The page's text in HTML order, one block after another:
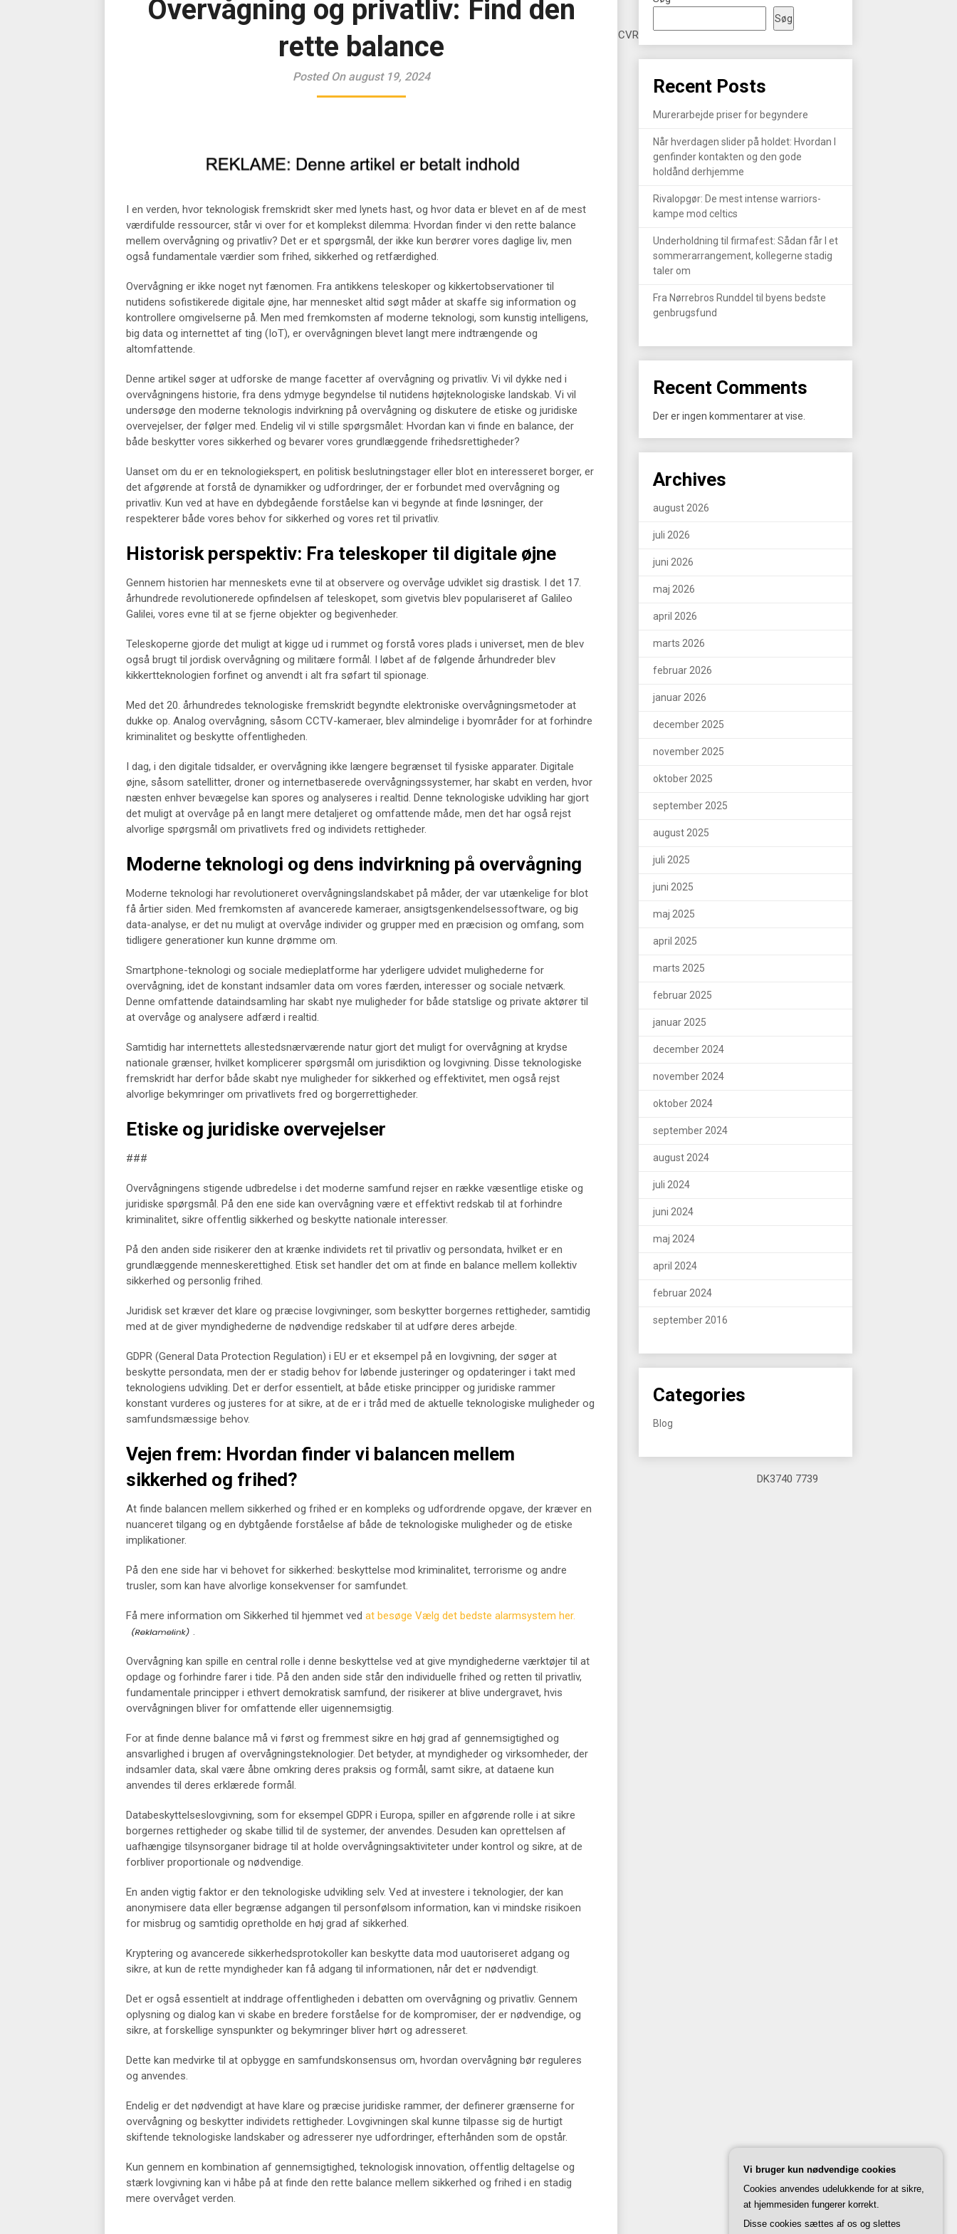
Overvågning og privatliv: Find den
rette balance
Posted On august 19, 2024
I en verden, hvor teknologisk fremskridt sker med lynets hast, og hvor data er blevet en af de mest
værdifulde ressourcer, står vi over for et komplekst dilemma: Hvordan finder vi den rette balance
mellem overvågning og privatliv? Det er et spørgsmål, der ikke kun berører vores daglige liv, men
også fundamentale værdier som frihed, sikkerhed og retfærdighed.
Overvågning er ikke noget nyt fænomen. Fra antikkens teleskoper og kikkertobservationer til
nutidens sofistikerede digitale øjne, har mennesket altid søgt måder at skaffe sig information og
kontrollere omgivelserne på. Men med fremkomsten af moderne teknologi, som kunstig intelligens,
big data og internettet af ting (IoT), er overvågningen blevet langt mere indtrængende og
altomfattende.
Denne artikel søger at udforske de mange facetter af overvågning og privatliv. Vi vil dykke ned i
overvågningens historie, fra dens ydmyge begyndelse til nutidens højteknologiske landskab. Vi vil
undersøge den moderne teknologis indvirkning på overvågning og diskutere de etiske og juridiske
overvejelser, der følger med. Endelig vil vi stille spørgsmålet: Hvordan kan vi finde en balance, der
både beskytter vores sikkerhed og bevarer vores grundlæggende frihedsrettigheder?
Uanset om du er en teknologiekspert, en politisk beslutningstager eller blot en interesseret borger, er
det afgørende at forstå de dynamikker og udfordringer, der er forbundet med overvågning og
privatliv. Kun ved at have en dybdegående forståelse kan vi begynde at finde løsninger, der
respekterer både vores behov for sikkerhed og vores ret til privatliv.
Historisk perspektiv: Fra teleskoper til digitale øjne
Gennem historien har menneskets evne til at observere og overvåge udviklet sig drastisk. I det 17.
århundrede revolutionerede opfindelsen af teleskopet, som givetvis blev populariseret af Galileo
Galilei, vores evne til at se fjerne objekter og begivenheder.
Teleskoperne gjorde det muligt at kigge ud i rummet og forstå vores plads i universet, men de blev
også brugt til jordisk overvågning og militære formål. I løbet af de følgende århundreder blev
kikkertteknologien forfinet og anvendt i alt fra søfart til spionage.
Med det 20. århundredes teknologiske fremskridt begyndte elektroniske overvågningsmetoder at
dukke op. Analog overvågning, såsom CCTV-kameraer, blev almindelige i byområder for at forhindre
kriminalitet og beskytte offentligheden.
I dag, i den digitale tidsalder, er overvågning ikke længere begrænset til fysiske apparater. Digitale
øjne, såsom satellitter, droner og internetbaserede overvågningssystemer, har skabt en verden, hvor
næsten enhver bevægelse kan spores og analyseres i realtid. Denne teknologiske udvikling har gjort
det muligt at overvåge på en langt mere detaljeret og omfattende måde, men det har også rejst
alvorlige spørgsmål om privatlivets fred og individets rettigheder.
Moderne teknologi og dens indvirkning på overvågning
Moderne teknologi har revolutioneret overvågningslandskabet på måder, der var utænkelige for blot
få årtier siden. Med fremkomsten af avancerede kameraer, ansigtsgenkendelsessoftware, og big
data-analyse, er det nu muligt at overvåge individer og grupper med en præcision og omfang, som
tidligere generationer kun kunne drømme om.
Smartphone-teknologi og sociale medieplatforme har yderligere udvidet mulighederne for
overvågning, idet de konstant indsamler data om vores færden, interesser og sociale netværk.
Denne omfattende dataindsamling har skabt nye muligheder for både statslige og private aktører til
at overvåge og analysere adfærd i realtid.
Samtidig har internettets allestedsnærværende natur gjort det muligt for overvågning at krydse
nationale grænser, hvilket komplicerer spørgsmål om jurisdiktion og lovgivning. Disse teknologiske
fremskridt har derfor både skabt nye muligheder for sikkerhed og effektivitet, men også rejst
alvorlige bekymringer om privatlivets fred og borgerrettigheder.
Etiske og juridiske overvejelser
###
Overvågningens stigende udbredelse i det moderne samfund rejser en række væsentlige etiske og
juridiske spørgsmål. På den ene side kan overvågning være et effektivt redskab til at forhindre
kriminalitet, sikre offentlig sikkerhed og beskytte nationale interesser.
På den anden side risikerer den at krænke individets ret til privatliv og persondata, hvilket er en
grundlæggende menneskerettighed. Etisk set handler det om at finde en balance mellem kollektiv
sikkerhed og personlig frihed.
Juridisk set kræver det klare og præcise lovgivninger, som beskytter borgernes rettigheder, samtidig
med at de giver myndighederne de nødvendige redskaber til at udføre deres arbejde.
GDPR (General Data Protection Regulation) i EU er et eksempel på en lovgivning, der søger at
beskytte persondata, men der er stadig behov for løbende justeringer og opdateringer i takt med
teknologiens udvikling. Det er derfor essentielt, at både etiske principper og juridiske rammer
konstant vurderes og justeres for at sikre, at de er i tråd med de aktuelle teknologiske muligheder og
samfundsmæssige behov.
Vejen frem: Hvordan finder vi balancen mellem
sikkerhed og frihed?
At finde balancen mellem sikkerhed og frihed er en kompleks og udfordrende opgave, der kræver en
nuanceret tilgang og en dybtgående forståelse af både de teknologiske muligheder og de etiske
implikationer.
På den ene side har vi behovet for sikkerhed: beskyttelse mod kriminalitet, terrorisme og andre
trusler, som kan have alvorlige konsekvenser for samfundet.
Få mere information om Sikkerhed til hjemmet ved at besøge Vælg det bedste alarmsystem her.
.
Overvågning kan spille en central rolle i denne beskyttelse ved at give myndighederne værktøjer til at
opdage og forhindre farer i tide. På den anden side står den individuelle frihed og retten til privatliv,
fundamentale principper i ethvert demokratisk samfund, der risikerer at blive undergravet, hvis
overvågningen bliver for omfattende eller uigennemsigtig.
For at finde denne balance må vi først og fremmest sikre en høj grad af gennemsigtighed og
ansvarlighed i brugen af overvågningsteknologier. Det betyder, at myndigheder og virksomheder, der
indsamler data, skal være åbne omkring deres praksis og formål, samt sikre, at dataene kun
anvendes til deres erklærede formål.
Databeskyttelseslovgivning, som for eksempel GDPR i Europa, spiller en afgørende rolle i at sikre
borgernes rettigheder og skabe tillid til de systemer, der anvendes. Desuden kan oprettelsen af
uafhængige tilsynsorganer bidrage til at holde overvågningsaktiviteter under kontrol og sikre, at de
forbliver proportionale og nødvendige.
En anden vigtig faktor er den teknologiske udvikling selv. Ved at investere i teknologier, der kan
anonymisere data eller begrænse adgangen til personfølsom information, kan vi mindske risikoen
for misbrug og samtidig opretholde en høj grad af sikkerhed.
Kryptering og avancerede sikkerhedsprotokoller kan beskytte data mod uautoriseret adgang og
sikre, at kun de rette myndigheder kan få adgang til informationen, når det er nødvendigt.
Det er også essentielt at inddrage offentligheden i debatten om overvågning og privatliv. Gennem
oplysning og dialog kan vi skabe en bredere forståelse for de kompromiser, der er nødvendige, og
sikre, at forskellige synspunkter og bekymringer bliver hørt og adresseret.
Dette kan medvirke til at opbygge en samfundskonsensus om, hvordan overvågning bør reguleres
og anvendes.
Endelig er det nødvendigt at have klare og præcise juridiske rammer, der definerer grænserne for
overvågning og beskytter individets rettigheder. Lovgivningen skal kunne tilpasse sig de hurtigt
skiftende teknologiske landskaber og adresserer nye udfordringer, efterhånden som de opstår.
Kun gennem en kombination af gennemsigtighed, teknologisk innovation, offentlig deltagelse og
stærk lovgivning kan vi håbe på at finde den rette balance mellem sikkerhed og frihed i en stadig
mere overvåget verden.
Søg
Recent Posts
Murerarbejde priser for begyndere
Når hverdagen slider på holdet: Hvordan I
genfinder kontakten og den gode
holdånd derhjemme
Rivalopgør: De mest intense warriors-
kampe mod celtics
Underholdning til firmafest: Sådan får I et
sommerarrangement, kollegerne stadig
taler om
Fra Nørrebros Runddel til byens bedste
genbrugsfund
Recent Comments
Der er ingen kommentarer at vise.
Archives
august 2026
juli 2026
juni 2026
maj 2026
april 2026
marts 2026
februar 2026
januar 2026
december 2025
november 2025
oktober 2025
september 2025
august 2025
juli 2025
juni 2025
maj 2025
april 2025
marts 2025
februar 2025
januar 2025
december 2024
november 2024
oktober 2024
september 2024
august 2024
juli 2024
juni 2024
maj 2024
april 2024
februar 2024
september 2016
Categories
Blog
CVR
DK3740 7739
Vi bruger kun nødvendige cookies
Cookies anvendes udelukkende for at sikre,
at hjemmesiden fungerer korrekt.
Disse cookies sættes af os og slettes